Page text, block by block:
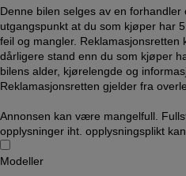
Denne bilen selges av en
utgangspunkt at du som kjøper har
feil og mangler. Reklamasjonsretten
dårligere stand enn du som kjøper
bilens alder, kjørelengde og
Reklamasjonsretten gjelder fra
Annonsen kan være mangelfull.
opplysninger iht. opplysningsplikt
Modeller